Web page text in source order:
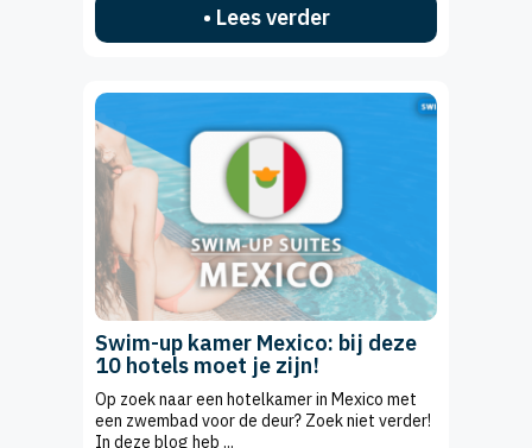
• Lees verder
Swim-up kamer Mexico: bij deze
10 hotels moet je zijn!
Op zoek naar een hotelkamer in Mexico met
een zwembad voor de deur? Zoek niet verder!
In deze blog heb ...